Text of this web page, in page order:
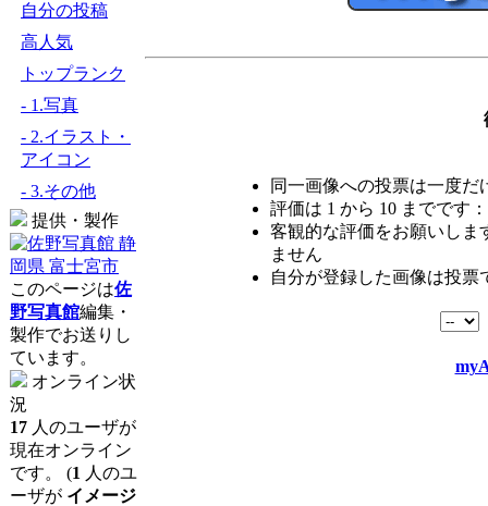
自分の投稿
高人気
トップランク
- 1.写真
- 2.イラスト・
アイコン
- 3.その他
提供・製作
このページは佐
野写真館編集・
製作でお送りし
ています。
オンライン状
況
17 人のユーザが
現在オンライン
です。 (1 人のユ
ーザが イメージ
同一画像への投票は一度だ
評価は 1 から 10 までです
客観的な評価をお願いしま
ません
自分が登録した画像は投票